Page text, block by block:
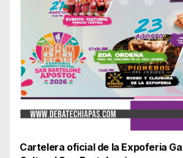
Cartelera oficial de la Expoferia